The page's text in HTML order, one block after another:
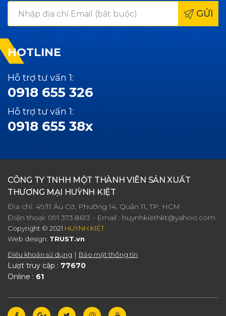
GỬI
HOTLINE
Hỗ trợ tư vấn 1:
0918 655 326
Hỗ trợ tư vấn 1:
0918 655 38x
CÔNG TY TNHH MỘT THÀNH VIÊN SẢN XUẤT
THƯƠNG MẠI HUỲNH KIỆT
Địa chỉ: 49/11 Âu Cơ, Phường 14, Quận 11, TP. HCM
ĐIện thoại: 091.373.8613 - Email : huynhkiethkt@yahoo.com
Copyright © 2021 HUỲNH KIỆT
Web design: TRUST.vn
Điều khoản sử dụng
Bảo mật thông tin
Lượt truy cập : 77670
Online : 61